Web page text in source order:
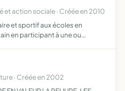
et action sociale · Créée en 2010
et sportif aux écoles en
en participant à une ou
· Créée en 2002